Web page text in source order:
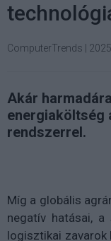
ComputerTrends
Akár
energiaköltség
rendszerrel.
Míg a globális
negatív hatásai,
logisztikai zavarok